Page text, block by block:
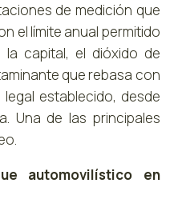
de medición que
el límite anual permitido
la capital, el dióxido de
que rebasa con
establecido, desde
Una de las principales
automovilístico en